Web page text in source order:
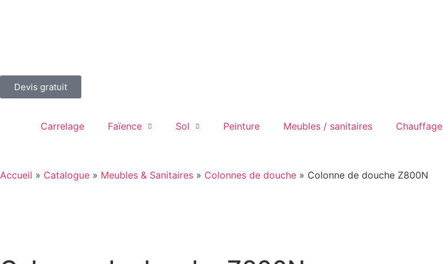
Devis gratuit
Carrelage Faïence Sol Peinture Meubles / sanitaires Chauffage
Accueil » Catalogue » Meubles & Sanitaires » Colonnes de douche » Colonne de douche Z800N